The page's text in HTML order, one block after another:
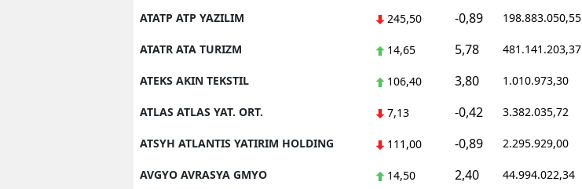
ATATP ATP YAZILIM 245,50 -0,89 198.883.050,55
ATATR ATA TURIZM 14,65 5,78 481.141.203,37
ATEKS AKIN TEKSTIL 106,40 3,80 1.010.973,30
ATLAS ATLAS YAT. ORT. 7,13 -0,42 3.382.035,72
ATSYH ATLANTIS YATIRIM HOLDING 111,00 -0,89 2.295.929,00
AVGYO AVRASYA GMYO 14,50 2,40 44.994.022,34